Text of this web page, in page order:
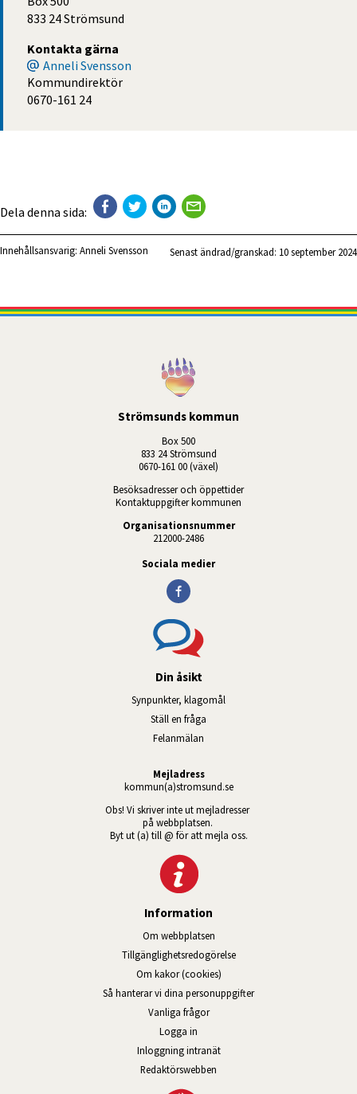
833 24 Strömsund
Kontakta gärna
Anneli Svensson
Kommundirektör
0670-161 24
Dela denna sida:
Innehållsansvarig: Anneli Svensson Senast ändrad/granskad: 10 september 2024
Strömsunds kommun
Box 500
833 24 Strömsund
0670-161 00 (växel)
Besöksadresser och öppettider
Kontaktuppgifter kommunen
Organisationsnummer
212000-2486
Sociala medier
Din åsikt
Synpunkter, klagomål
Ställ en fråga
Felanmälan
Mejladress
kommun(a)stromsund.se
Obs! Vi skriver inte ut mejladresser
på webbplatsen.
Byt ut (a) till @ för att mejla oss.
Information
Om webbplatsen
Tillgänglig­hets­redo­görelse
Om kakor (cookies)
Så hanterar vi dina personuppgifter
Vanliga frågor
Logga in
Inloggning intranätÖppnas i nytt fönster.
Redaktörswebben